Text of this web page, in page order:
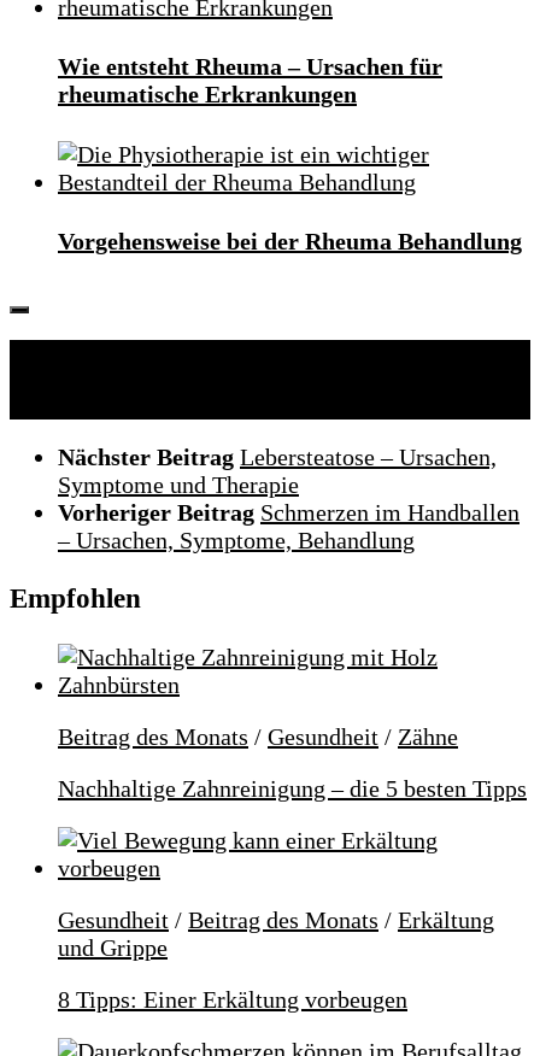
Wie entsteht Rheuma – Ursachen für
rheumatische Erkrankungen
Vorgehensweise bei der Rheuma Behandlung
Nächster Beitrag Lebersteatose – Ursachen,
Symptome und Therapie
Vorheriger Beitrag Schmerzen im Handballen
– Ursachen, Symptome, Behandlung
Empfohlen
Beitrag des Monats / Gesundheit / Zähne
Nachhaltige Zahnreinigung – die 5 besten Tipps
Gesundheit / Beitrag des Monats / Erkältung
und Grippe
8 Tipps: Einer Erkältung vorbeugen